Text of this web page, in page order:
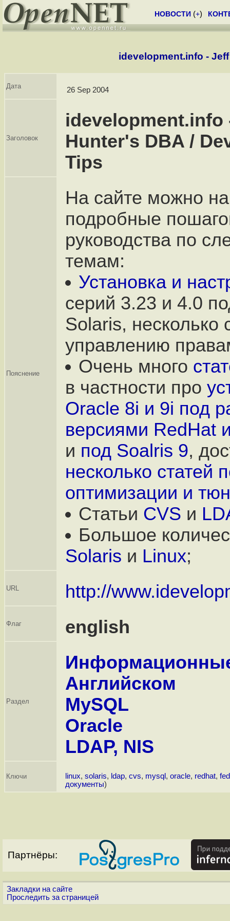
НОВОСТИ (+)
idevelopment.info -
Дата 26 Sep 2004
Заголовок
idevelopment.info
Hunter's DBA /
Tips
Пояснение
На сайте можно
подробные
руководства по
темам:
Установка и
серий 3.23 и 4.0
Solaris, несколько
управлению
Очень много
в частности про
Oracle 8i и 9i под
версиями RedHat
и под Soalris 9,
несколько статей
оптимизации и
Статьи CVS и
Большое
Solaris и Linux;
URL http://
Флаг english
Раздел
Английском
MySQL
Oracle
LDAP, NIS
Ключи linux, solaris, ldap, cvs, mysql , oracle, redhat,
документы)
Партнёры:
Закладки на сайте
Проследить за страницей